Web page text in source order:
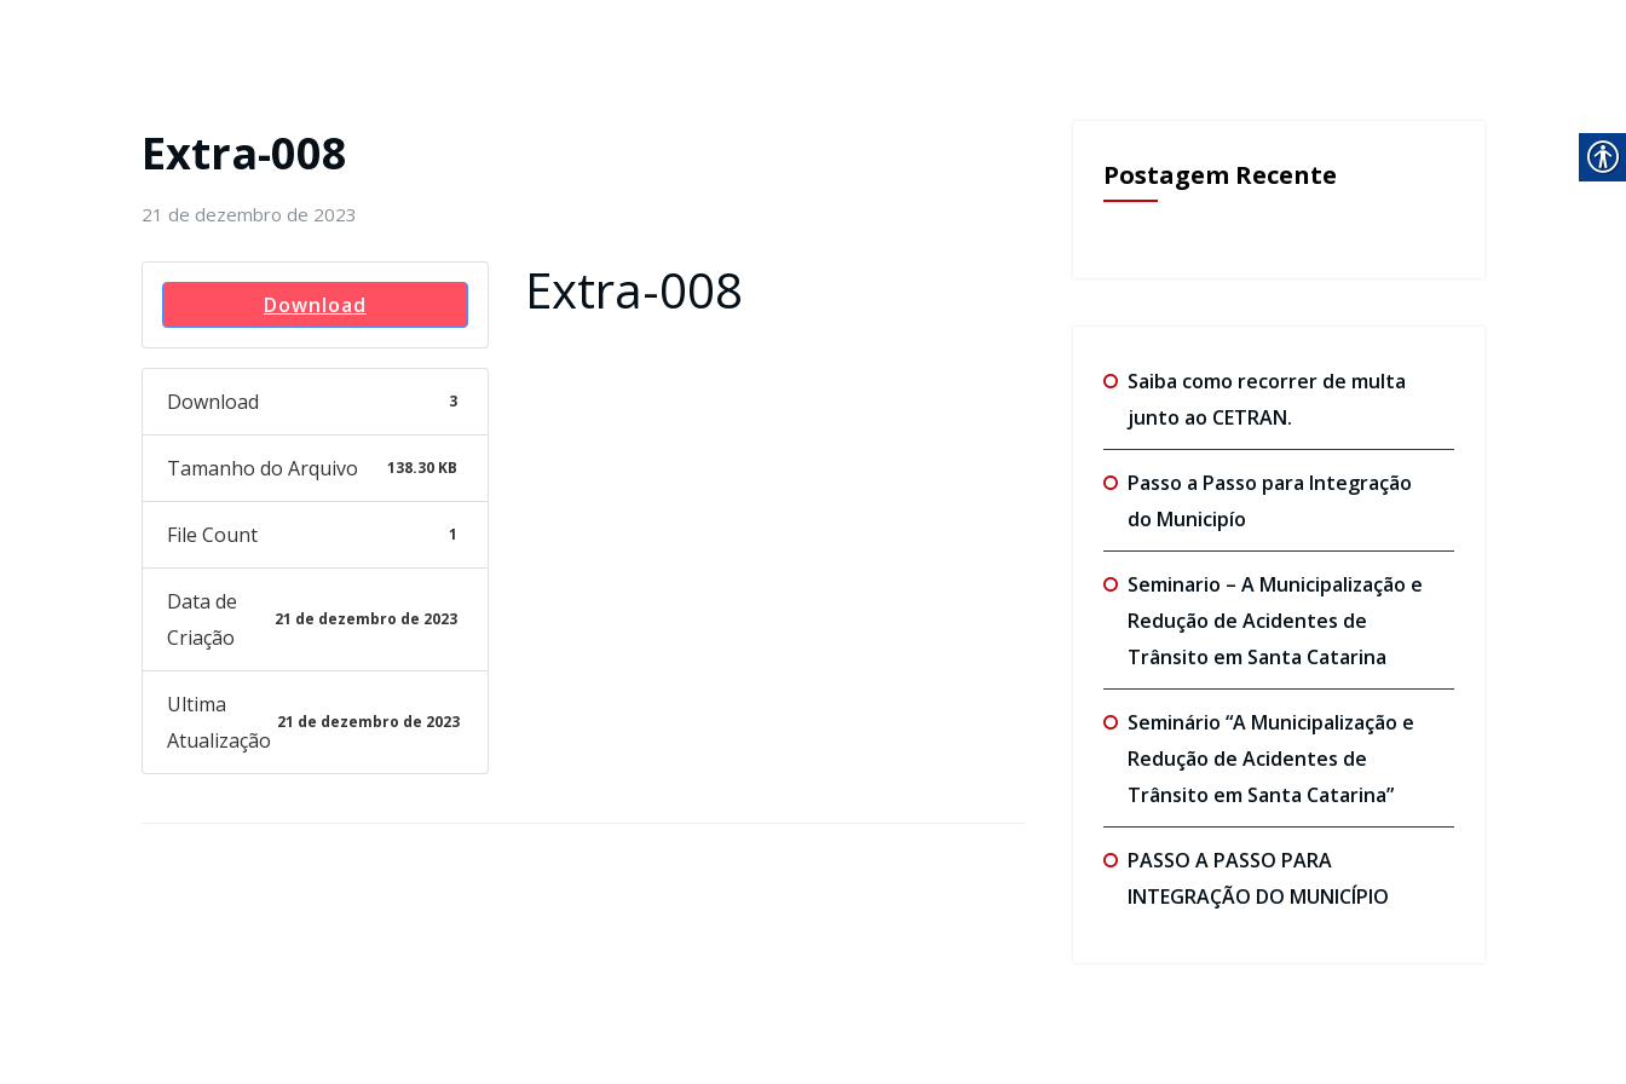
Extra-008
21 de dezembro de 2023
Download
Download 3
Tamanho do Arquivo 138.30 KB
File Count 1
Data de
Criação
21 de dezembro de 2023
Ultima
Atualização
21 de dezembro de 2023
Extra-008
Postagem Recente
Saiba como recorrer de multa
junto ao CETRAN.
Passo a Passo para Integração
do Municipío
Seminario – A Municipalização e
Redução de Acidentes de
Trânsito em Santa Catarina
Seminário “A Municipalização e
Redução de Acidentes de
Trânsito em Santa Catarina”
PASSO A PASSO PARA
INTEGRAÇÃO DO MUNICÍPIO